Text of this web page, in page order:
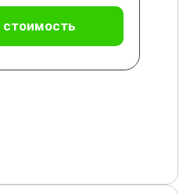
стоимость